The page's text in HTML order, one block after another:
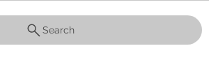
Search